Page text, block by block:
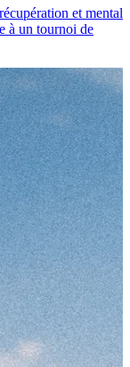
et mental
à un tournoi de